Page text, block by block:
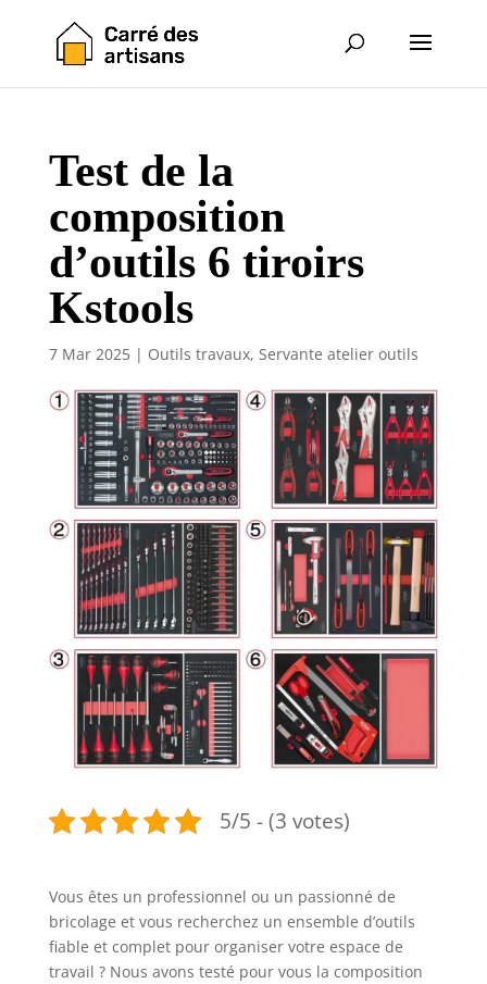
Test de la
composition
d’outils 6 tiroirs
Kstools
7 Mar 2025| Outils travaux, Servante atelier outils
5/5 - (3 votes)
Vous êtes un professionnel ou un passionné de
bricolage et vous recherchez un ensemble d’outils
fiable et complet pour organiser votre espace de
travail ? Nous avons testé pour vous la composition